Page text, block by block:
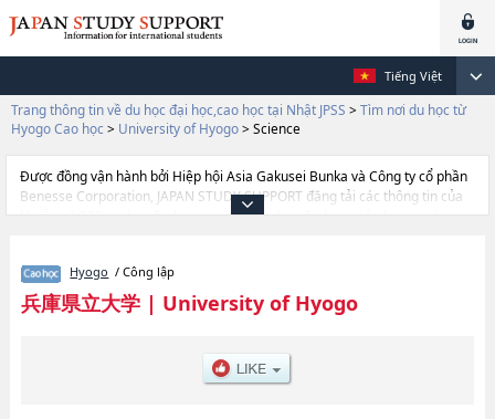
Tiếng Việt
Trang thông tin về du học đại học,cao học tại Nhật JPSS > Tìm nơi du học từ
Hyogo Cao học > University of Hyogo> Science
Được đồng vận hành bởi Hiệp hội Asia Gakusei Bunka và Công ty cổ phần
Benesse Corporation, JAPAN STUDY SUPPORT đăng tải các thông tin của
khoảng 1.300 trường đại học, cao học, trường đại học ngắn hạn, trường
cần thiết dành cho du học sinh, như là về các Graduate School of Social
ScienceshoặcGraduate School of EngineeringhoặcHuman Science and
EnvironmenthoặcSciencehoặcNursing Art and SciencehoặcGraduate
ManagementhoặcRegional Resource ManagementhoặcGraduate School
of Disaster Resilience and Governance, thông tin về từng khoa nghiên
Hyogo / Công lập
兵庫県立大学| University of Hyogo